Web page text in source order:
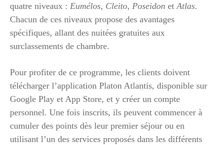
quatre niveaux : Eumélos, Cleito, Poseidon et Atlas.
Chacun de ces niveaux propose des avantages
spécifiques, allant des nuitées gratuites aux
surclassements de chambre.
Pour profiter de ce programme, les clients doivent
télécharger l’application Platon Atlantis, disponible sur
Google Play et App Store, et y créer un compte
personnel. Une fois inscrits, ils peuvent commencer à
cumuler des points dès leur premier séjour ou en
utilisant l’un des services proposés dans les différents